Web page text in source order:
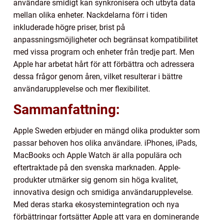
användare smidigt kan synkronisera och utbyta data
mellan olika enheter. Nackdelarna förr i tiden
inkluderade högre priser, brist på
anpassningsmöjligheter och begränsat kompatibilitet
med vissa program och enheter från tredje part. Men
Apple har arbetat hårt för att förbättra och adressera
dessa frågor genom åren, vilket resulterar i bättre
användarupplevelse och mer flexibilitet.
Sammanfattning:
Apple Sweden erbjuder en mängd olika produkter som
passar behoven hos olika användare. iPhones, iPads,
MacBooks och Apple Watch är alla populära och
eftertraktade på den svenska marknaden. Apple-
produkter utmärker sig genom sin höga kvalitet,
innovativa design och smidiga användarupplevelse.
Med deras starka ekosystemintegration och nya
förbättringar fortsätter Apple att vara en dominerande